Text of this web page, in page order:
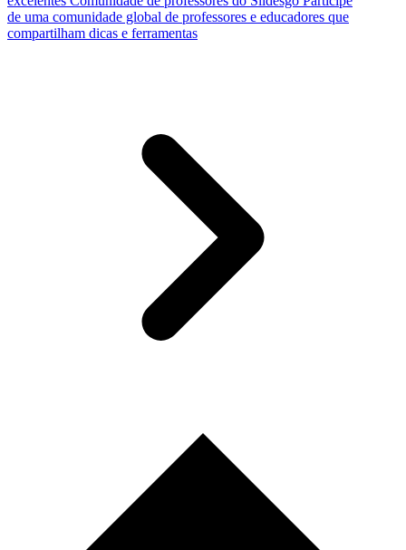
de uma comunidade global de professores e educadores que
compartilham dicas e ferramentas